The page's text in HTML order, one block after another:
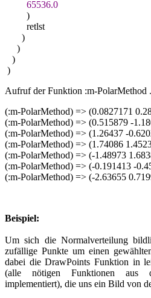
65536.0
)
retlst
)
)
)
)
Aufruf der Funktion :m-PolarMethod
(:m-PolarMethod) => (0.0827171
(:m-PolarMethod) => (0.515879 -
(:m-PolarMethod) => (1.26437 -
(:m-PolarMethod) => (1.74086
(:m-PolarMethod) => (-1.48973
(:m-PolarMethod) => (-0.191413 -
(:m-PolarMethod) => (-2.63655
Beispiel:
Um sich die Normalverteilung
zufällige Punkte um einen
dabei die DrawPoints Funktion in
(alle nötigen Funktionen aus
implementiert), die uns ein Bild von